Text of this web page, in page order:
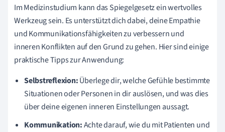
Im Medizinstudium kann das Spiegelgesetz ein wertvolles
Werkzeug sein. Es unterstützt dich dabei, deine Empathie
und Kommunikationsfähigkeiten zu verbessern und
inneren Konflikten auf den Grund zu gehen. Hier sind einige
praktische Tipps zur Anwendung:
Selbstreflexion:Überlege dir, welche Gefühle bestimmte
Situationen oder Personen in dir auslösen, und was dies
über deine eigenen inneren Einstellungen aussagt.
Kommunikation:Achte darauf, wie du mit Patienten und